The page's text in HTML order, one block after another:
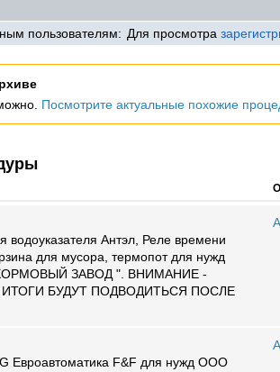
пользователям: Для просмотра
Посмотрите актуальные похожие
водоуказателя Антэл, Реле времени
для мусора, термопот для нужд
ЗАВОД ". ВНИМАНИЕ -
БУДУТ ПОДВОДИТЬСЯ ПОСЛЕ
Евроавтоматика F&F для нужд ООО